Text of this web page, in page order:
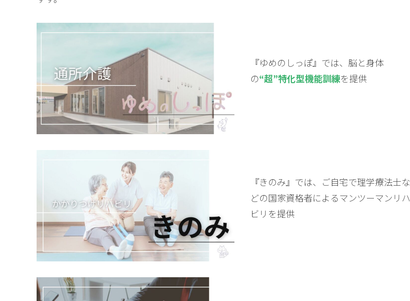
『ゆめのしっぽ』では、脳と身体
の“超”特化型機能訓練を提供
『きのみ』では、ご自宅で理学療法士な
どの国家資格者によるマンツーマンリハ
ビリを提供